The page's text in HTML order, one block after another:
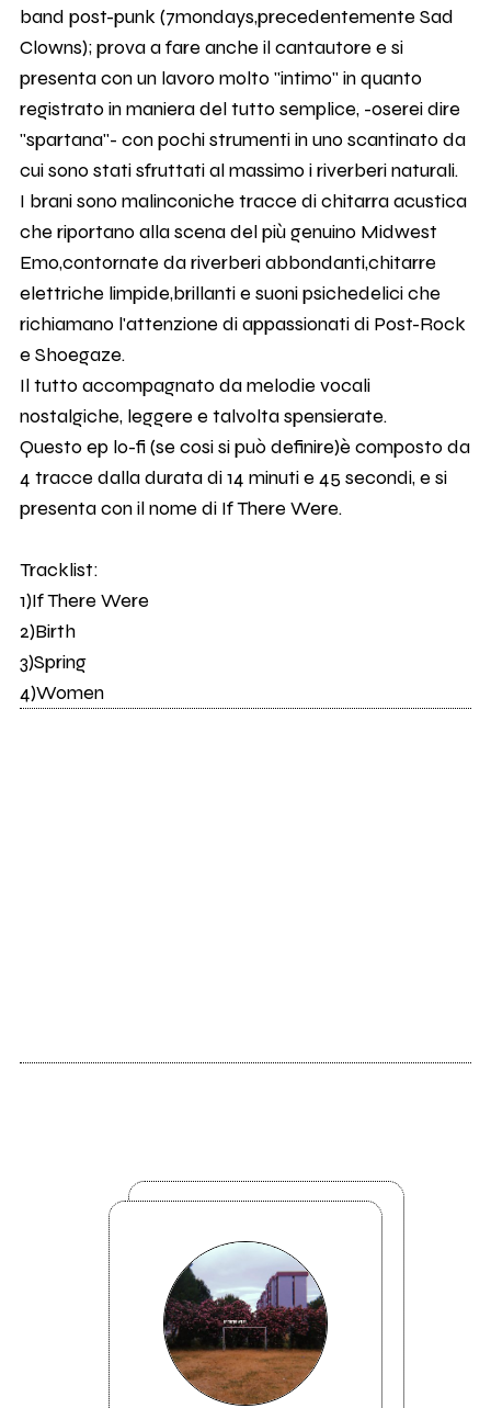
band post-punk (7mondays,precedentemente Sad
Clowns); prova a fare anche il cantautore e si
presenta con un lavoro molto "intimo" in quanto
registrato in maniera del tutto semplice, -oserei dire
"spartana"- con pochi strumenti in uno scantinato da
cui sono stati sfruttati al massimo i riverberi naturali.
I brani sono malinconiche tracce di chitarra acustica
che riportano alla scena del più genuino Midwest
Emo,contornate da riverberi abbondanti,chitarre
elettriche limpide,brillanti e suoni psichedelici che
richiamano l'attenzione di appassionati di Post-Rock
e Shoegaze.
Il tutto accompagnato da melodie vocali
nostalgiche, leggere e talvolta spensierate.
Questo ep lo-fi (se cosi si può definire)è composto da
4 tracce dalla durata di 14 minuti e 45 secondi, e si
presenta con il nome di If There Were.
Tracklist:
1)If There Were
2)Birth
3)Spring
4)Women